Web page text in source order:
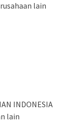
lain
INDONESIA
lain